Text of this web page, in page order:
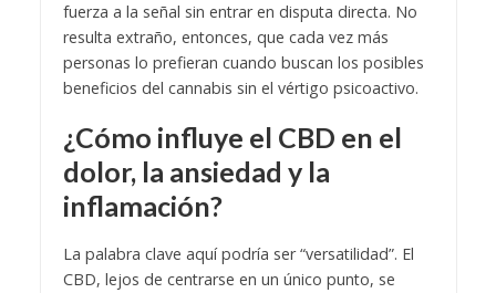
fuerza a la señal sin entrar en disputa directa. No
resulta extraño, entonces, que cada vez más
personas lo prefieran cuando buscan los posibles
beneficios del cannabis sin el vértigo psicoactivo.
¿Cómo influye el CBD en el
dolor, la ansiedad y la
inflamación?
La palabra clave aquí podría ser “versatilidad”. El
CBD, lejos de centrarse en un único punto, se